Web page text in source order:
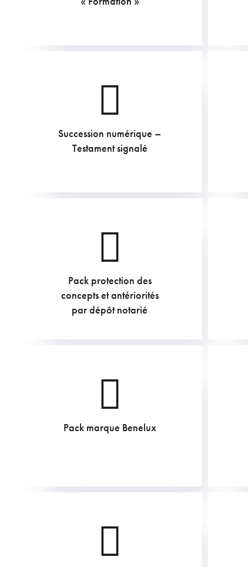
Succession numérique –
Testament signalé
223.85
Pack protection des
concepts et antériorités
par dépôt notarié
211.75 €
Pack marque Benelux
726